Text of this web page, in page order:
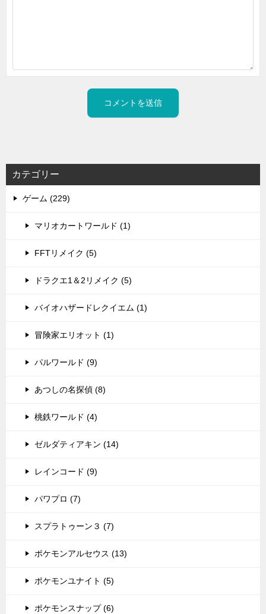
カテゴリー
ゲーム (229)
マリオカートワールド (1)
FFTリメイク (5)
ドラクエ1＆2リメイク (5)
バイオハザードレクイエム (1)
冒険家エリオット (1)
パルワールド (9)
あつしの名探偵 (8)
桃鉄ワールド (4)
ゼルダティアキン (14)
レインコード (9)
パワプロ (7)
スプラトゥーン３ (7)
ポケモンアルセウス (13)
ポケモンユナイト (5)
ポケモンスナップ (6)